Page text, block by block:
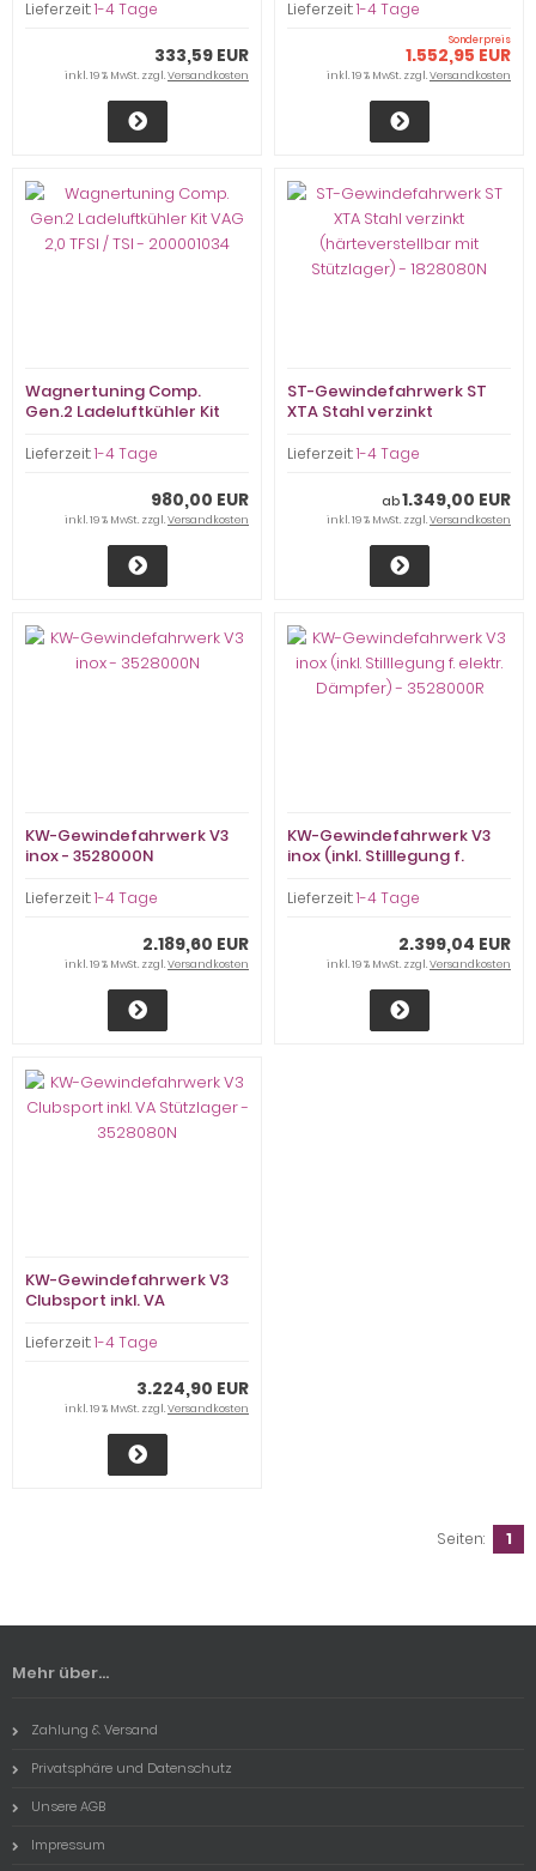
Lieferzeit:1-4 Tage
333,59 EUR
inkl. 19 % MwSt. zzgl.Versandkosten
Sportkatalysator
Lieferzeit:1-4 Tage
Sonderpreis
1.552,95 EUR
inkl. 19 % MwSt. zzgl.Versandkosten
Wagnertuning Comp.
Gen.2 Ladeluftkühler Kit
200001034
Lieferzeit:1-4 Tage
980,00 EUR
inkl. 19 % MwSt. zzgl.Versandkosten
ST-Gewindefahrwerk ST
XTA Stahl verzinkt
Stützlager) - 1828080N
Lieferzeit:1-4 Tage
ab1.349,00 EUR
inkl. 19 % MwSt. zzgl.Versandkosten
KW-Gewindefahrwerk V3
inox - 3528000N
Lieferzeit:1-4 Tage
2.189,60 EUR
inkl. 19 % MwSt. zzgl.Versandkosten
KW-Gewindefahrwerk V3
inox (inkl. Stilllegung f.
3528000R
Lieferzeit:1-4 Tage
2.399,04 EUR
inkl. 19 % MwSt. zzgl.Versandkosten
KW-Gewindefahrwerk V3
Clubsport inkl. VA
Lieferzeit:1-4 Tage
3.224,90 EUR
inkl. 19 % MwSt. zzgl.Versandkosten
Seiten: 1
Mehr über...
Zahlung & Versand
Privatsphäre und Datenschutz
Unsere AGB
Impressum